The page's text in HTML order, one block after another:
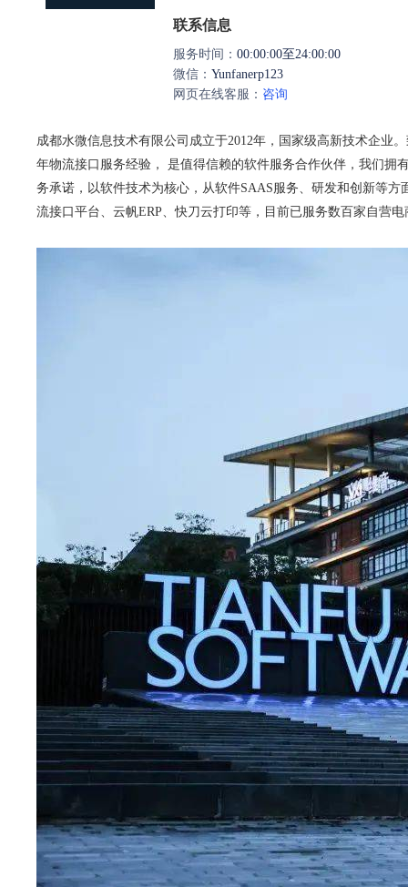
联系信息
服务时间： 00:00:00至24:00:00
微信： Yunfanerp123
网页在线客服： 咨询
成都水微信息技术有限公司成立于2012年，国家级高新技术企业
年物流接口服务经验， 是值得信赖的软件服务合作伙伴，我们拥
务承诺，以软件技术为核心，从软件SAAS服务、研发和创新等
流接口平台、云帆ERP、快刀云打印等，目前已服务数百家自营